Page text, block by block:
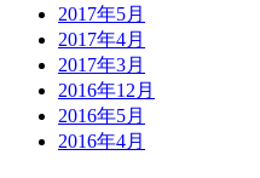
2017年5月
2017年4月
2017年3月
2016年12月
2016年5月
2016年4月